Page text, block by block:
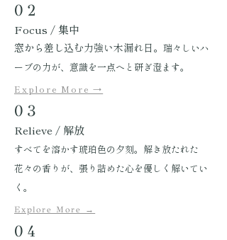
02
Focus / 集中
窓から差し込む力強い木漏れ日。 瑞々しいハ
ーブの力が、意識を一点へと研ぎ澄ます。
Explore More →
03
Relieve / 解放
すべてを溶かす琥珀色の夕刻。解き放たれた
花々の香りが、張り詰めた心を優しく解いてい
く。
Explore More →
04